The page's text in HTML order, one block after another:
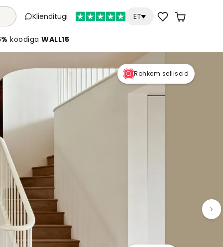
Klienditugi ET
koodiga WALL15
Rohkem selliseid